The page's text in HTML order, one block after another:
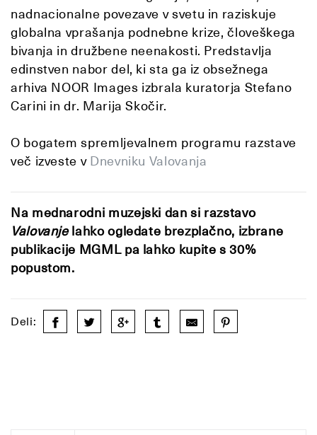
nadnacionalne povezave v svetu in raziskuje
globalna vprašanja podnebne krize, človeškega
bivanja in družbene neenakosti. Predstavlja
edinstven nabor del, ki sta ga iz obsežnega
arhiva NOOR Images izbrala kuratorja Stefano
Carini in dr. Marija Skočir.
O bogatem spremljevalnem programu razstave
več izveste v Dnevniku Valovanja
Na mednarodni muzejski dan si razstavo
Valovanjelahko ogledate brezplačno, izbrane
publikacije MGML pa lahko kupite s 30%
popustom.
Deli: